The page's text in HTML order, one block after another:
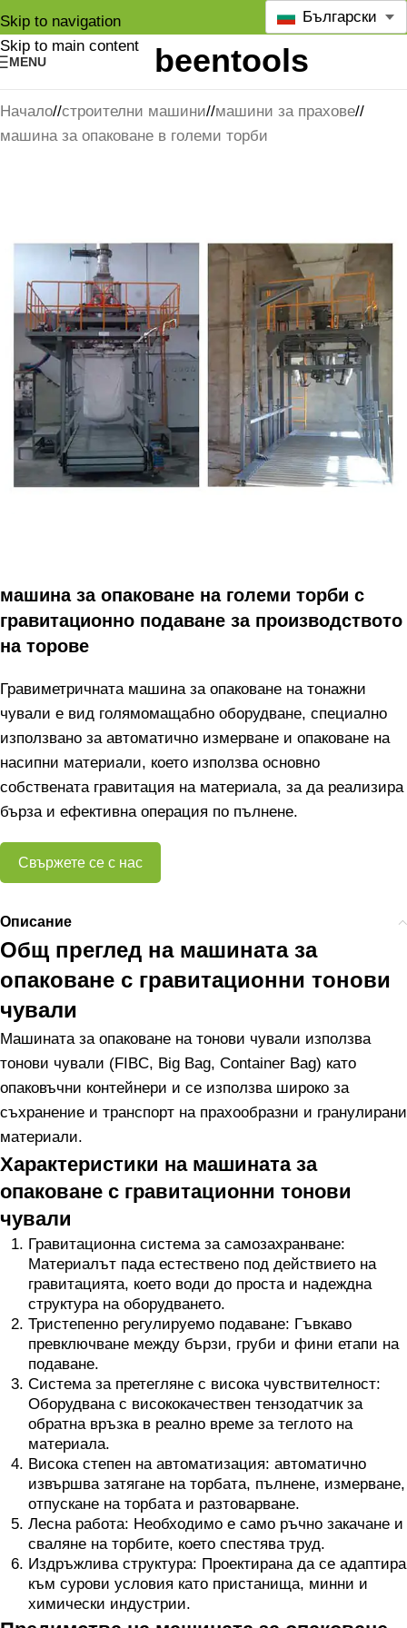
Skip to navigation
Skip to main content
MENU
Български
Начало/ строителни машини/ машини за прахове/
машина за опаковане в големи торби
машина за опаковане на големи торби с
гравитационно подаване за производството
на торове
Гравиметричната машина за опаковане на тонажни
чували е вид голямомащабно оборудване, специално
използвано за автоматично измерване и опаковане на
насипни материали, което използва основно
собствената гравитация на материала, за да реализира
бърза и ефективна операция по пълнене.
Свържете се с нас
Описание
Общ преглед на машината за
опаковане с гравитационни тонови
чували
Машината за опаковане на тонови чували използва
тонови чували (FIBC, Big Bag, Container Bag) като
опаковъчни контейнери и се използва широко за
съхранение и транспорт на прахообразни и гранулирани
материали.
Характеристики на машината за
опаковане с гравитационни тонови
чували
Гравитационна система за самозахранване:
Материалът пада естествено под действието на
гравитацията, което води до проста и надеждна
структура на оборудването.
Тристепенно регулируемо подаване: Гъвкаво
превключване между бързи, груби и фини етапи на
подаване.
Система за претегляне с висока чувствителност:
Оборудвана с висококачествен тензодатчик за
обратна връзка в реално време за теглото на
материала.
Висока степен на автоматизация: автоматично
извършва затягане на торбата, пълнене, измерване,
отпускане на торбата и разтоварване.
Лесна работа: Необходимо е само ръчно закачане и
сваляне на торбите, което спестява труд.
Издръжлива структура: Проектирана да се адаптира
към сурови условия като пристанища, минни и
химически индустрии.